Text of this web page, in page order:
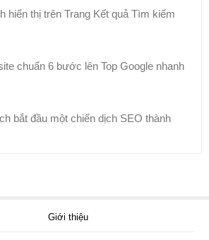
hiển thị trên Trang Kết quả Tìm kiếm
chuẩn 6 bước lên Top Google nhanh
bắt đầu một chiến dịch SEO thành
Giới thiệu